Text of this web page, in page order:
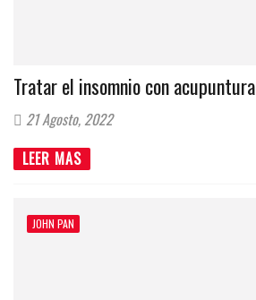
Tratar el insomnio con acupuntura
21 Agosto, 2022
LEER MAS
JOHN PAN